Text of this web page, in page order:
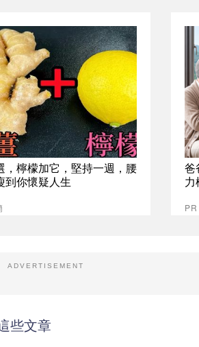
，檸檬加它，堅持一週，腰
到你懷疑人生
爸
力
ADVERTISEMENT
些文章